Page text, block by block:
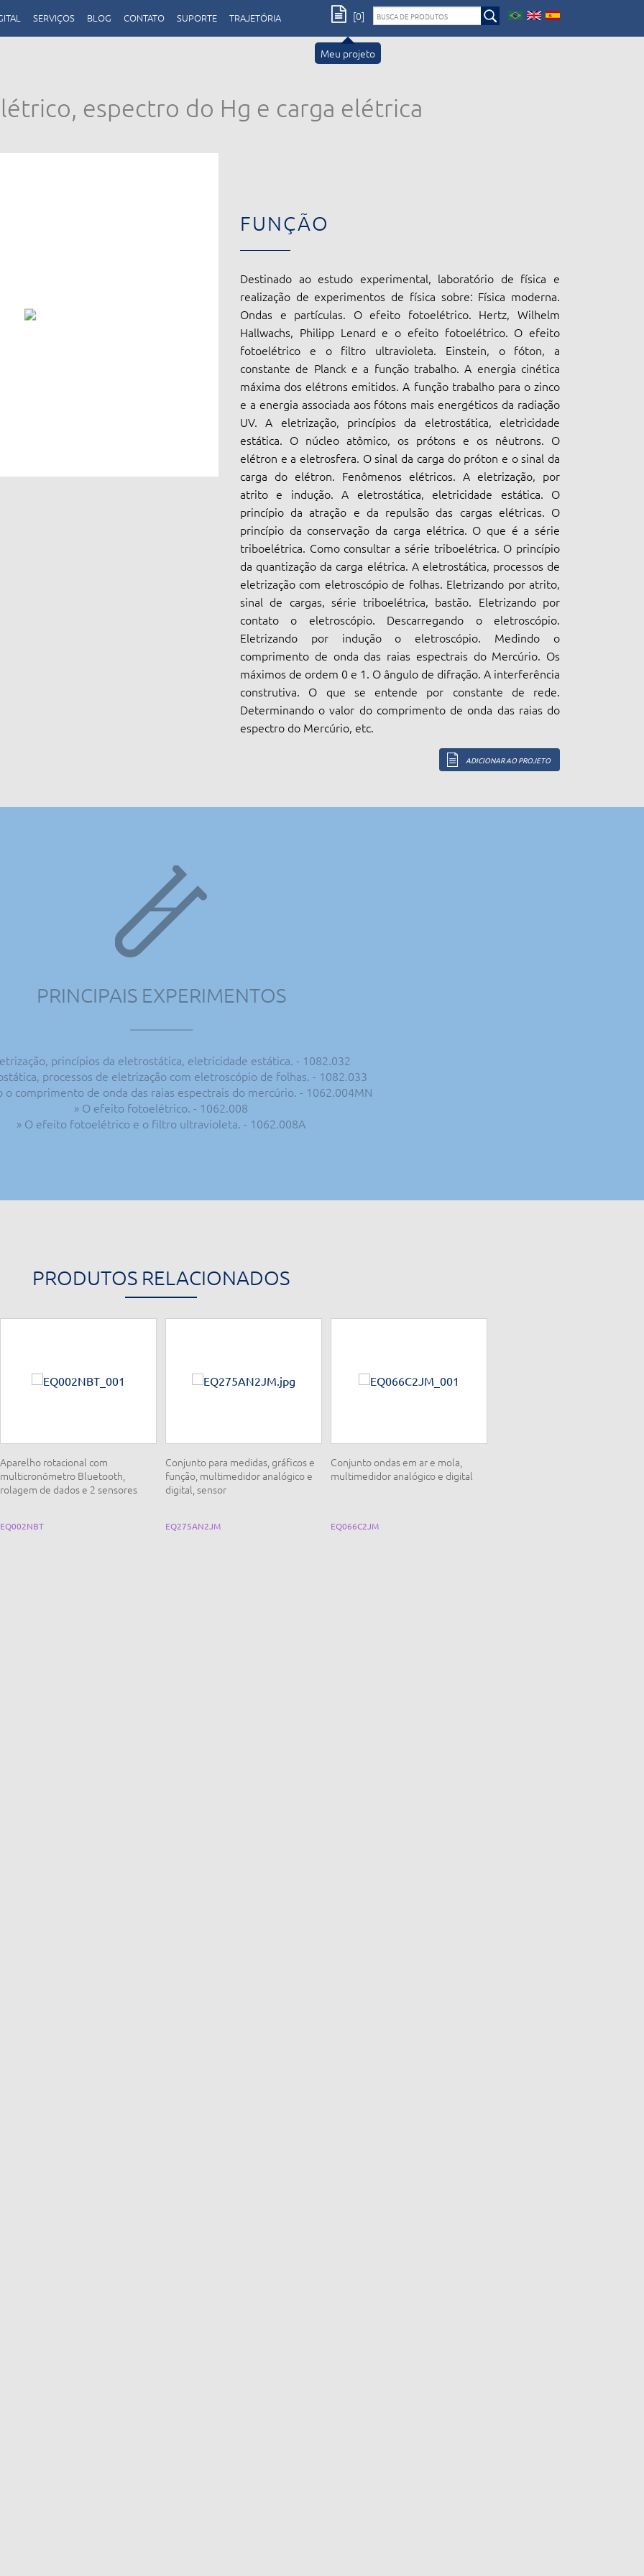
SERVIÇOS BLOG CONTATO SUPORTE TRAJETÓRIA
Meu projeto
[0]
espectro do Hg e carga elétrica
FUNÇÃO
Destinado ao estudo experimental, laboratório de física e
realização de experimentos de física sobre: Física moderna.
Ondas e partículas. O efeito fotoelétrico. Hertz, Wilhelm
Hallwachs, Philipp Lenard e o efeito fotoelétrico. O efeito
fotoelétrico e o filtro ultravioleta. Einstein, o fóton, a
constante de Planck e a função trabalho. A energia cinética
máxima dos elétrons emitidos. A função trabalho para o zinco
e a energia associada aos fótons mais energéticos da radiação
UV. A eletrização, princípios da eletrostática, eletricidade
estática. O núcleo atômico, os prótons e os nêutrons. O
elétron e a eletrosfera. O sinal da carga do próton e o sinal da
carga do elétron. Fenômenos elétricos. A eletrização, por
atrito e indução. A eletrostática, eletricidade estática. O
princípio da atração e da repulsão das cargas elétricas. O
princípio da conservação da carga elétrica. O que é a série
triboelétrica. Como consultar a série triboelétrica. O princípio
da quantização da carga elétrica. A eletrostática, processos de
eletrização com eletroscópio de folhas. Eletrizando por atrito,
sinal de cargas, série triboelétrica, bastão. Eletrizando por
contato o eletroscópio. Descarregando o eletroscópio.
Eletrizando por indução o eletroscópio. Medindo o
comprimento de onda das raias espectrais do Mercúrio. Os
máximos de ordem 0 e 1. O ângulo de difração. A interferência
construtiva. O que se entende por constante de rede.
Determinando o valor do comprimento de onda das raias do
espectro do Mercúrio, etc.
ADICIONAR AO PROJETO
PRINCIPAIS EXPERIMENTOS
princípios da eletrostática, eletricidade estática. - 1082.032
processos de eletrização com eletroscópio de folhas. - 1082.033
o comprimento de onda das raias espectrais do mercúrio. - 1062.004MN
» O efeito fotoelétrico. - 1062.008
» O efeito fotoelétrico e o filtro ultravioleta. - 1062.008A
PRODUTOS RELACIONADOS
Aparelho rotacional com
multicronômetro Bluetooth,
rolagem de dados e 2 sensores
EQ002NBT
Conjunto para medidas, gráficos e
função, multimedidor analógico e
digital, sensor
EQ275AN2JM
Conjunto ondas em ar e mola,
multimedidor analógico e digital
EQ066C2JM